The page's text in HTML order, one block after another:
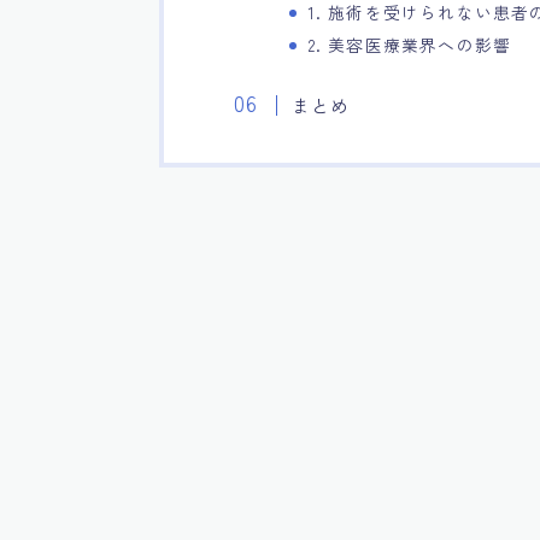
1. 施術を受けられない患者
2. 美容医療業界への影響
まとめ